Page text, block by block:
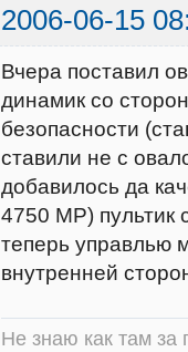
2006-06-15
Вчера поставил
динамик со
безопасности
ставили не с
добавилось да
4750 МР) пультик
теперь управлью
внутренней
Не знаю как там за